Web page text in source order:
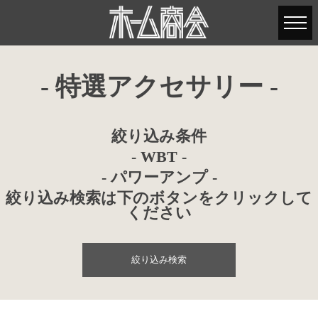
- 特選アクセサリー -
絞り込み条件
- WBT -
- パワーアンプ -
絞り込み検索は下のボタンをクリックして
ください
絞り込み検索